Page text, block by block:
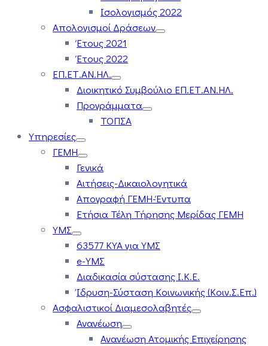
Ισολογισμός 2022
Απολογισμοί Δράσεων
Έτους 2021
Έτους 2022
ΕΠ.ΕΤ.ΑΝ.ΗΛ.
Διοικητικό Συμβούλιο ΕΠ.ΕΤ.ΑΝ.ΗΛ.
Προγράμματα
ΤΟΠΣΑ
Υπηρεσίες
ΓΕΜΗ
Γενικά
Αιτήσεις-Δικαιολογητικά
Απογραφή ΓΕΜΗ-Έντυπα
Ετήσια Τέλη Τήρησης Μερίδας ΓΕΜΗ
ΥΜΣ
63577 ΚΥΑ για ΥΜΣ
e-ΥΜΣ
Διαδικασία σύστασης Ι.Κ.Ε.
Ίδρυση-Σύσταση Κοινωνικής (Κοιν.Σ.Επ.)
Ασφαλιστικοί Διαμεσολαβητές
Ανανέωση
Ανανέωση Ατομικής Επιχείρησης